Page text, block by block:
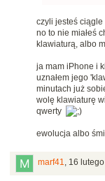
czyli jesteś
no to nie miałeś
klawiaturą, albo
ja mam iPhone i
uznałem jego
minutach już
wolę klawiaturę
qwerty
ewolucja albo
marf41, 16